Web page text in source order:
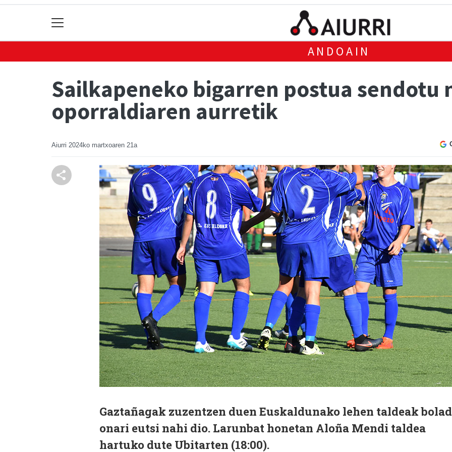
ANDOAIN
Sailkapeneko bigarren postua sendotu
oporraldiaren aurretik
Aiurri 2024ko martxoaren 21a
Gaztañagak zuzentzen duen Euskaldunako lehen taldeak
onari eutsi nahi dio. Larunbat honetan Aloña Mendi taldea
hartuko dute Ubitarten (18:00).